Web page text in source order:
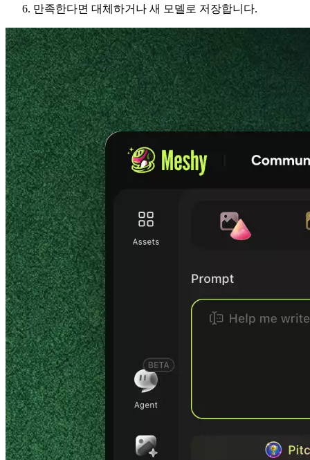
만족한다면 대체하거나 새 모델로 저장합니다.